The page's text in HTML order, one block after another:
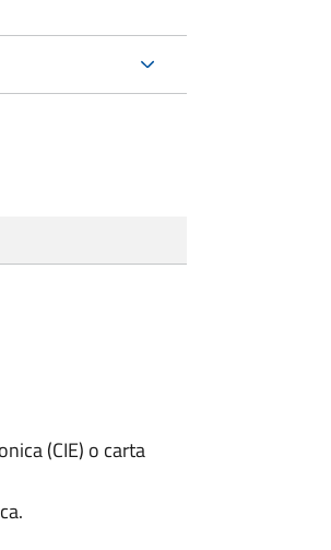
(CIE) o carta